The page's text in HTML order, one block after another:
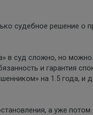
судебное решение о
в суд сложно, но
и гарантия
на 1.5 года, и
а уже